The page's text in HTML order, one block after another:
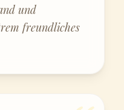
und
freundliches